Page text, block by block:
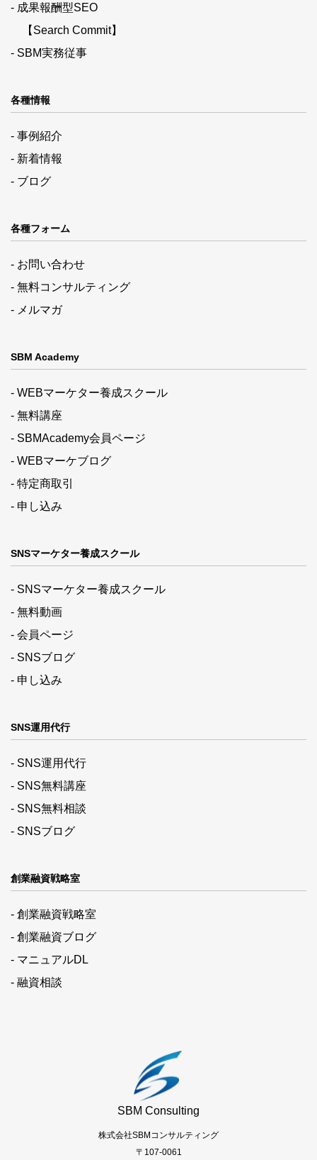
- 成果報酬型SEO
【Search Commit】
- SBM実務従事
各種情報
- 事例紹介
- 新着情報
- ブログ
各種フォーム
- お問い合わせ
- 無料コンサルティング
- メルマガ
SBM Academy
- WEBマーケター養成スクール
- 無料講座
- SBMAcademy会員ページ
- WEBマーケブログ
- 特定商取引
- 申し込み
SNSマーケター養成スクール
- SNSマーケター養成スクール
- 無料動画
- 会員ページ
- SNSブログ
- 申し込み
SNS運用代行
- SNS運用代行
- SNS無料講座
- SNS無料相談
- SNSブログ
創業融資戦略室
- 創業融資戦略室
- 創業融資ブログ
- マニュアルDL
- 融資相談
SBM Consulting
株式会社SBMコンサルティング
〒107-0061